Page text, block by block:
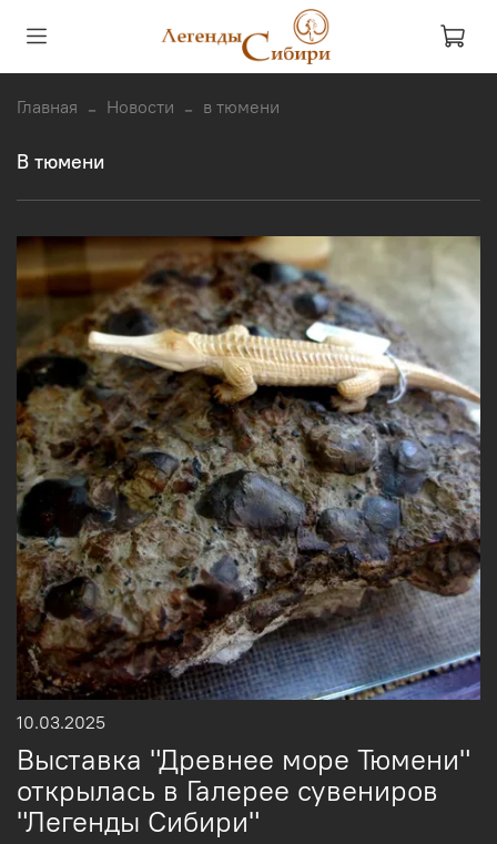
Главная Новости в тюмени
в тюмени
10.03.2025
Выставка "Древнее море Тюмени"
открылась в Галерее сувениров
"Легенды Сибири"